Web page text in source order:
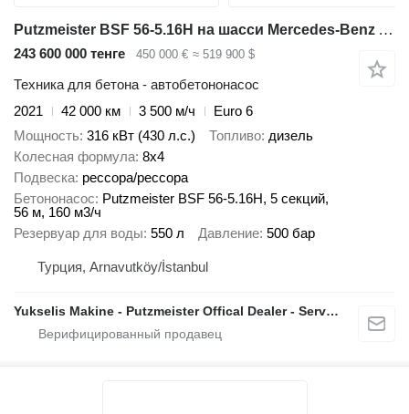
Putzmeister BSF 56-5.16H на шасси Mercedes-Benz Arocs 4443
243 600 000 тенге 450 000 € ≈ 519 900 $
Техника для бетона - автобетононасос
2021
42 000 км 3 500 м/ч
Euro 6
Мощность 316 кВт (430 л.с.) Топливо дизель
Колесная формула 8x4
Подвеска рессора/рессора
Бетононасос Putzmeister BSF 56-5.16H, 5 секций,
56 м, 160 м3/ч
Резервуар для воды 550 л Давление 500 бар
Турция, Arnavutköy/İstanbul
Yukselis Makine - Putzmeister Offical Dealer - Service And Sales Center